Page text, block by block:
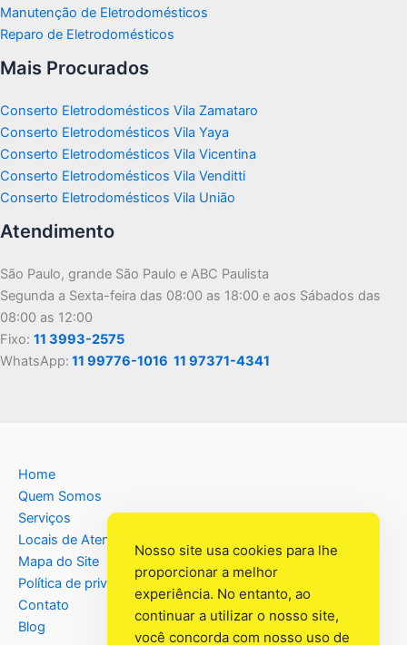
Manutenção de Eletrodomésticos
Reparo de Eletrodomésticos
Mais Procurados
Conserto Eletrodomésticos Vila Zamataro
Conserto Eletrodomésticos Vila Yaya
Conserto Eletrodomésticos Vila Vicentina
Conserto Eletrodomésticos Vila Venditti
Conserto Eletrodomésticos Vila União
Atendimento
São Paulo, grande São Paulo e ABC Paulista
Segunda a Sexta-feira das 08:00 as 18:00 e aos Sábados das
08:00 as 12:00
Fixo: 11 3993-2575
WhatsApp: 11 99776-1016 11 97371-4341
Home
Quem Somos
Serviços
Locais de Atendimento
Mapa do Site
Política de privacidade
Contato
Blog
Nosso site usa cookies para lhe
proporcionar a melhor
experiência. No entanto, ao
continuar a utilizar o nosso site,
você concorda com nosso uso de